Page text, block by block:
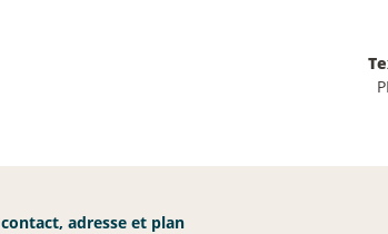
contact, adresse et plan